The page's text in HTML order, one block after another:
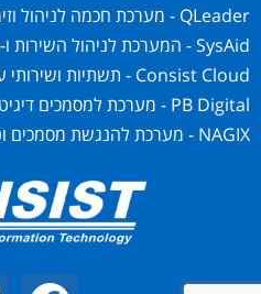
QLeader - מערכת חכמה לניהול וזימון תורים
SysAid - המערכת לניהול השירות ו-ITSM
Consist Cloud - תשתיות ושירותי ענן
PB Digital - מערכת למסמכים דיגיטלים
NAGIX - מערכת להנגשת מסמכים וטפסים